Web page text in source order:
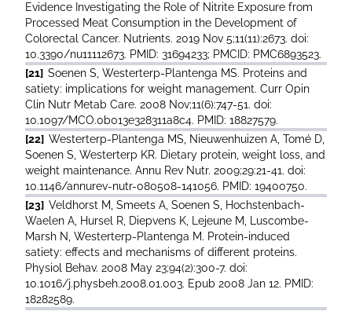
Evidence Investigating the Role of Nitrite Exposure from
Processed Meat Consumption in the Development of
Colorectal Cancer. Nutrients. 2019 Nov 5;11(11):2673. doi:
10.3390/nu11112673. PMID: 31694233; PMCID: PMC6893523.
[21] Soenen S, Westerterp-Plantenga MS. Proteins and
satiety: implications for weight management. Curr Opin
Clin Nutr Metab Care. 2008 Nov;11(6):747-51. doi:
10.1097/MCO.0b013e328311a8c4. PMID: 18827579.
[22] Westerterp-Plantenga MS, Nieuwenhuizen A, Tomé D,
Soenen S, Westerterp KR. Dietary protein, weight loss, and
weight maintenance. Annu Rev Nutr. 2009;29:21-41. doi:
10.1146/annurev-nutr-080508-141056. PMID: 19400750.
[23] Veldhorst M, Smeets A, Soenen S, Hochstenbach-
Waelen A, Hursel R, Diepvens K, Lejeune M, Luscombe-
Marsh N, Westerterp-Plantenga M. Protein-induced
satiety: effects and mechanisms of different proteins.
Physiol Behav. 2008 May 23;94(2):300-7. doi:
10.1016/j.physbeh.2008.01.003. Epub 2008 Jan 12. PMID:
18282589.